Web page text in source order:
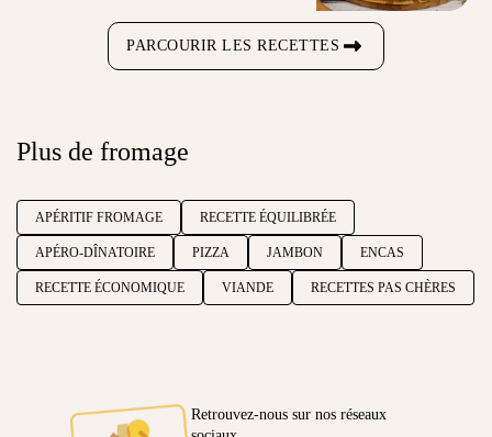
PARCOURIR LES RECETTES
Plus de fromage
APÉRITIF FROMAGE RECETTE ÉQUILIBRÉE
APÉRO-DÎNATOIRE PIZZA JAMBON ENCAS
RECETTE ÉCONOMIQUE VIANDE RECETTES PAS CHÈRES
Retrouvez-nous sur nos réseaux